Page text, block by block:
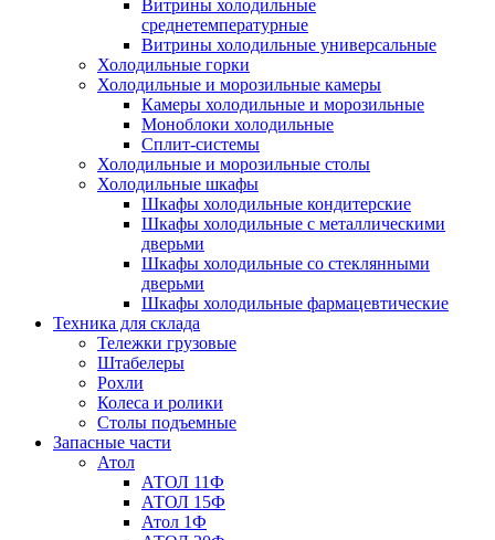
Витрины холодильные
среднетемпературные
Витрины холодильные универсальные
Холодильные горки
Холодильные и морозильные камеры
Камеры холодильные и морозильные
Моноблоки холодильные
Сплит-системы
Холодильные и морозильные столы
Холодильные шкафы
Шкафы холодильные кондитерские
Шкафы холодильные с металлическими
дверьми
Шкафы холодильные со стеклянными
дверьми
Шкафы холодильные фармацевтические
Техника для склада
Тележки грузовые
Штабелеры
Рохли
Колеса и ролики
Столы подъемные
Запасные части
Атол
АТОЛ 11Ф
АТОЛ 15Ф
Атол 1Ф